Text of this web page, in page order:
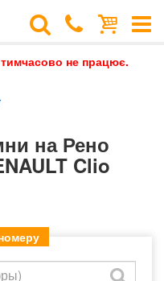
не працює.
на Рено
Clio